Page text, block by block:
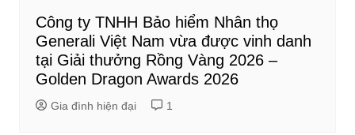
Công ty TNHH Bảo hiểm Nhân thọ
Generali Việt Nam vừa được vinh danh
tại Giải thưởng Rồng Vàng 2026 –
Golden Dragon Awards 2026
Gia đình hiện đại 1